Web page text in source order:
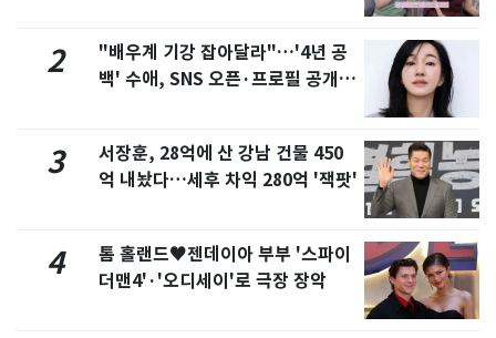
2
"배우계 기강 잡아달라"…'4년 공
백' 수애, SNS 오픈·프로필 공개
3
서장훈, 28억에 산 강남 건물 450
억 내놨다…세후 차익 280억 '잭팟'
4
톰 홀랜드♥젠데이아 부부 '스파이
더맨4'·'오디세이'로 극장 장악